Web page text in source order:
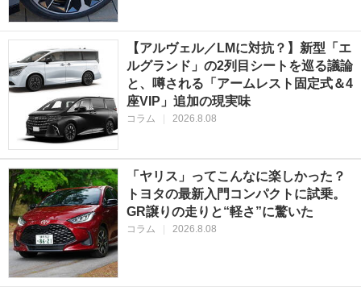
【アルヴェル／LMに対抗？】新型「エ
ルグランド」の2列目シートを巡る議論
と、噂される「アームレスト固定式＆4
座VIP」追加の現実味
コラム 2026.8.08
「ヤリス」ってこんなに楽しかった？
トヨタの最新入門コンパクトに試乗。
GR譲りの走りと“軽さ”に驚いた
コラム 2026.8.08